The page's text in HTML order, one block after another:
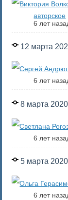
авторское
6 лет
12 марта
6 лет
8 марта 2020
6 лет
5 марта 2020
6 лет